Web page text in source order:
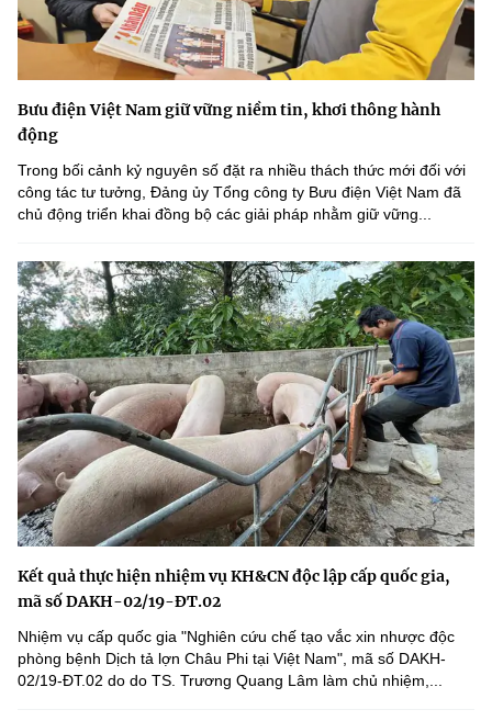
Bưu điện Việt Nam giữ vững niềm tin, khơi thông hành
động
Trong bối cảnh kỷ nguyên số đặt ra nhiều thách thức mới đối với
công tác tư tưởng, Đảng ủy Tổng công ty Bưu điện Việt Nam đã
chủ động triển khai đồng bộ các giải pháp nhằm giữ vững...
Kết quả thực hiện nhiệm vụ KH&CN độc lập cấp quốc gia,
mã số DAKH-02/19-ĐT.02
Nhiệm vụ cấp quốc gia "Nghiên cứu chế tạo vắc xin nhược độc
phòng bệnh Dịch tả lợn Châu Phi tại Việt Nam", mã số DAKH-
02/19-ĐT.02 do do TS. Trương Quang Lâm làm chủ nhiệm,...